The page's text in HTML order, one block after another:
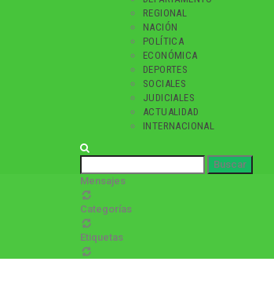
REGIONAL
NACIÓN
POLÍTICA
ECONÓMICA
DEPORTES
SOCIALES
JUDICIALES
ACTUALIDAD
INTERNACIONAL
Mensajes
Categorías
Etiquetas